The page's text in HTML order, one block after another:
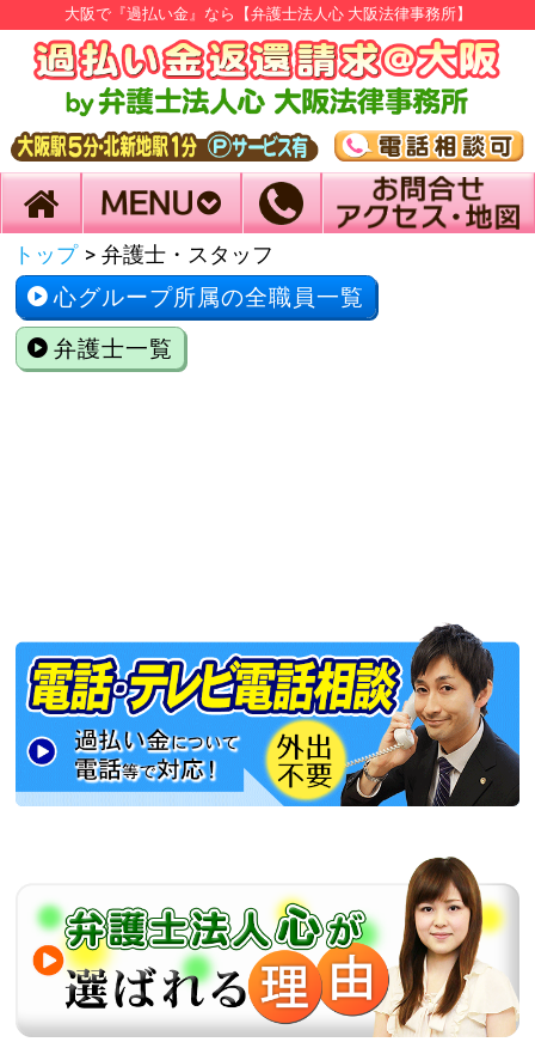
大阪で『過払い金』なら【弁護士法人心 大阪法律事務所】
トップ > 弁護士・スタッフ
心グループ所属の全職員一覧
弁護士一覧